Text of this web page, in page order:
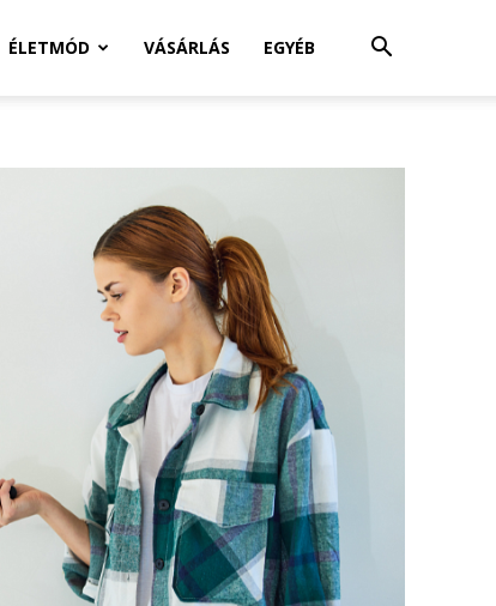
ÉLETMÓD VÁSÁRLÁS EGYÉB